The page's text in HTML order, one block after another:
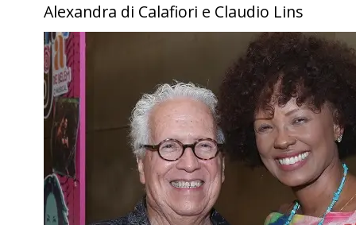
Alexandra di Calafiori e Claudio Lins